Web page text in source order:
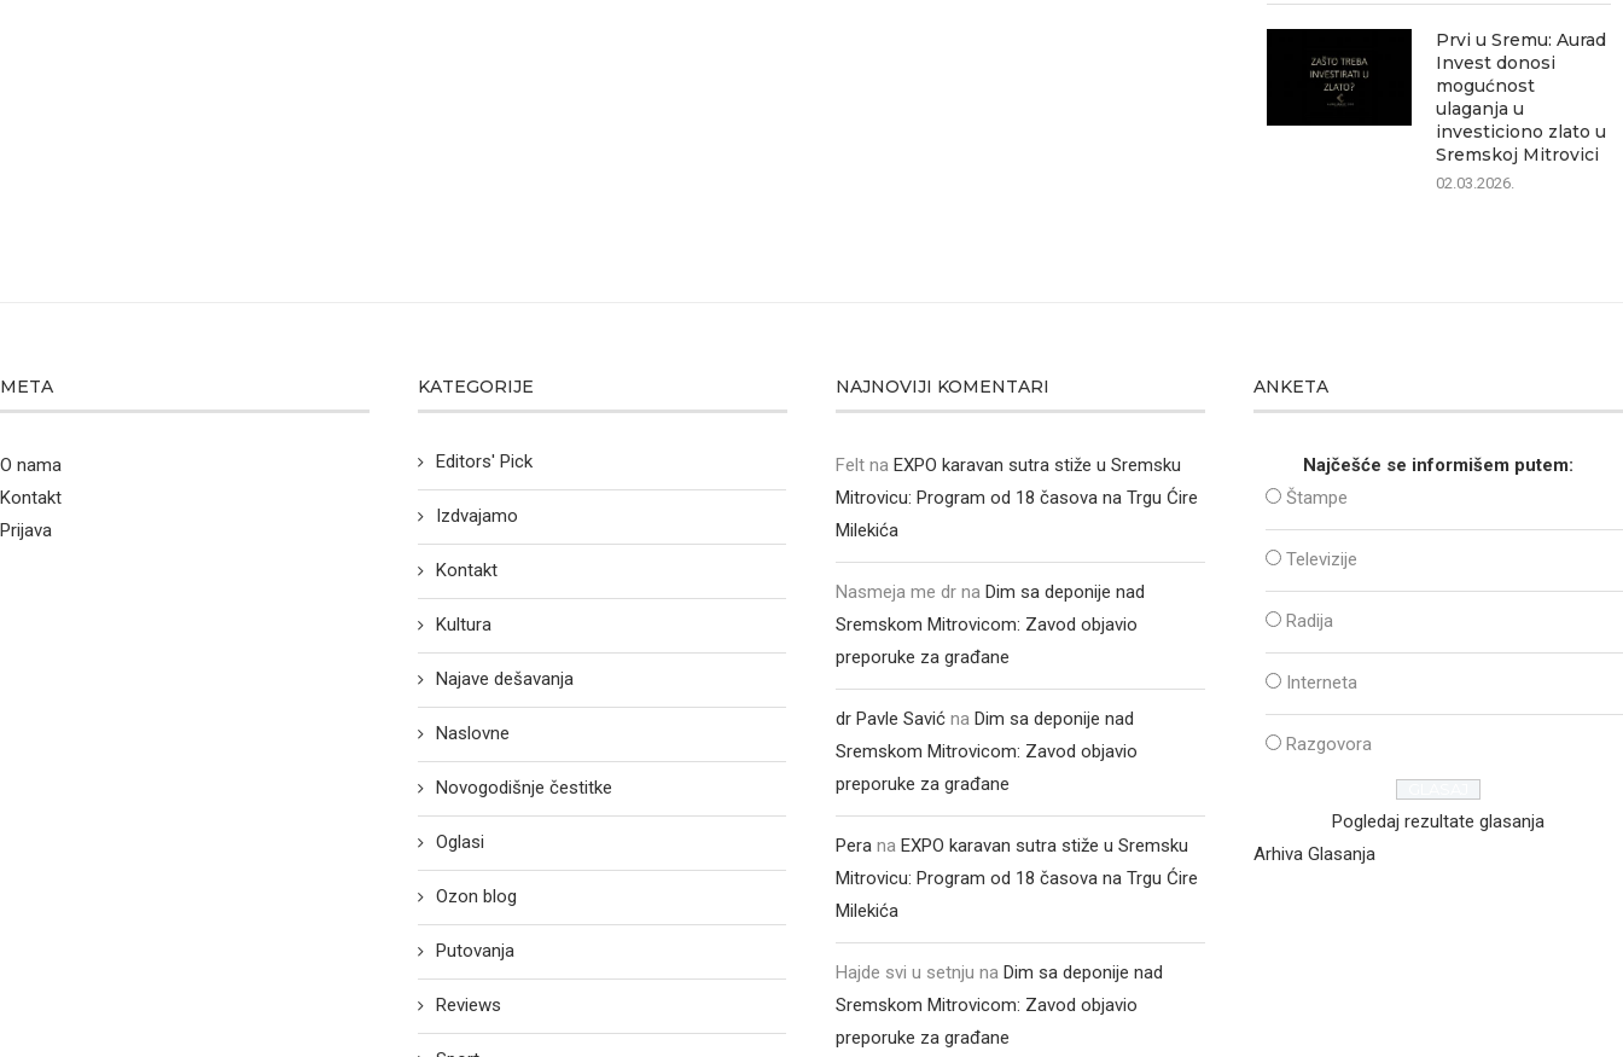
Prvi u Sremu: Aurad
Invest donosi
mogućnost
ulaganja u
investiciono zlato u
Sremskoj Mitrovici
02.03.2026.
META
O nama
Kontakt
Prijava
KATEGORIJE
Editors' Pick
Izdvajamo
Kontakt
Kultura
Najave dešavanja
Naslovne
Novogodišnje čestitke
Oglasi
Ozon blog
Putovanja
Reviews
NAJNOVIJI KOMENTARI
Felt naEXPO karavan sutra stiže u Sremsku
Mitrovicu: Program od 18 časova na Trgu Ćire
Milekića
Nasmeja me dr naDim sa deponije nad
Sremskom Mitrovicom: Zavod objavio
preporuke za građane
dr Pavle Savić naDim sa deponije nad
Sremskom Mitrovicom: Zavod objavio
preporuke za građane
Pera naEXPO karavan sutra stiže u Sremsku
Mitrovicu: Program od 18 časova na Trgu Ćire
Milekića
Hajde svi u setnju naDim sa deponije nad
Sremskom Mitrovicom: Zavod objavio
preporuke za građane
ANKETA
Najčešće se informišem putem:
Štampe
Televizije
Radija
Interneta
Razgovora
Pogledaj rezultate glasanja
Arhiva Glasanja